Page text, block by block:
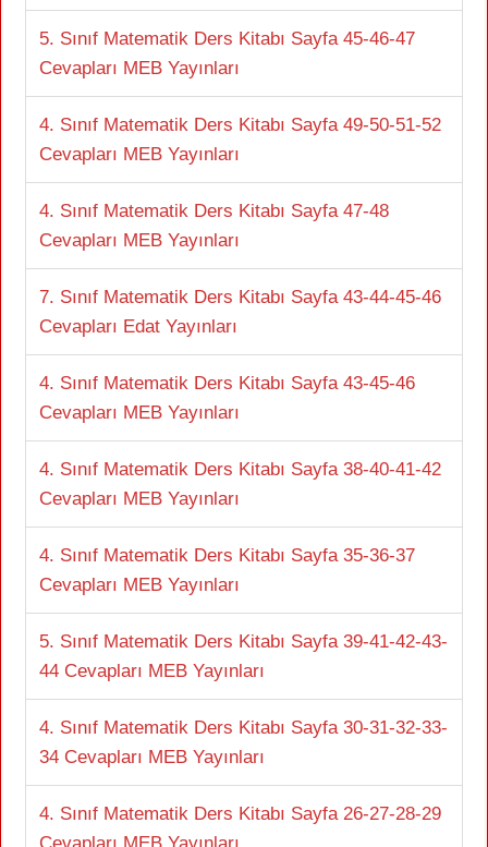
5. Sınıf Matematik Ders Kitabı Sayfa 45-46-47
Cevapları MEB Yayınları
4. Sınıf Matematik Ders Kitabı Sayfa 49-50-51-52
Cevapları MEB Yayınları
4. Sınıf Matematik Ders Kitabı Sayfa 47-48
Cevapları MEB Yayınları
7. Sınıf Matematik Ders Kitabı Sayfa 43-44-45-46
Cevapları Edat Yayınları
4. Sınıf Matematik Ders Kitabı Sayfa 43-45-46
Cevapları MEB Yayınları
4. Sınıf Matematik Ders Kitabı Sayfa 38-40-41-42
Cevapları MEB Yayınları
4. Sınıf Matematik Ders Kitabı Sayfa 35-36-37
Cevapları MEB Yayınları
5. Sınıf Matematik Ders Kitabı Sayfa 39-41-42-43-
44 Cevapları MEB Yayınları
4. Sınıf Matematik Ders Kitabı Sayfa 30-31-32-33-
34 Cevapları MEB Yayınları
4. Sınıf Matematik Ders Kitabı Sayfa 26-27-28-29